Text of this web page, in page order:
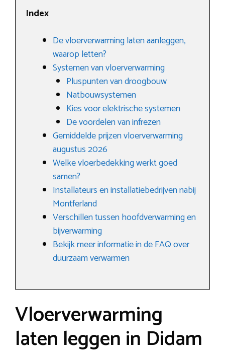
Index
De vloerverwarming laten aanleggen,
waarop letten?
Systemen van vloerverwarming
Pluspunten van droogbouw
Natbouwsystemen
Kies voor elektrische systemen
De voordelen van infrezen
Gemiddelde prijzen vloerverwarming
augustus 2026
Welke vloerbedekking werkt goed
samen?
Installateurs en installatiebedrijven nabij
Montferland
Verschillen tussen hoofdverwarming en
bijverwarming
Bekijk meer informatie in de FAQ over
duurzaam verwarmen
Vloerverwarming
laten leggen in Didam